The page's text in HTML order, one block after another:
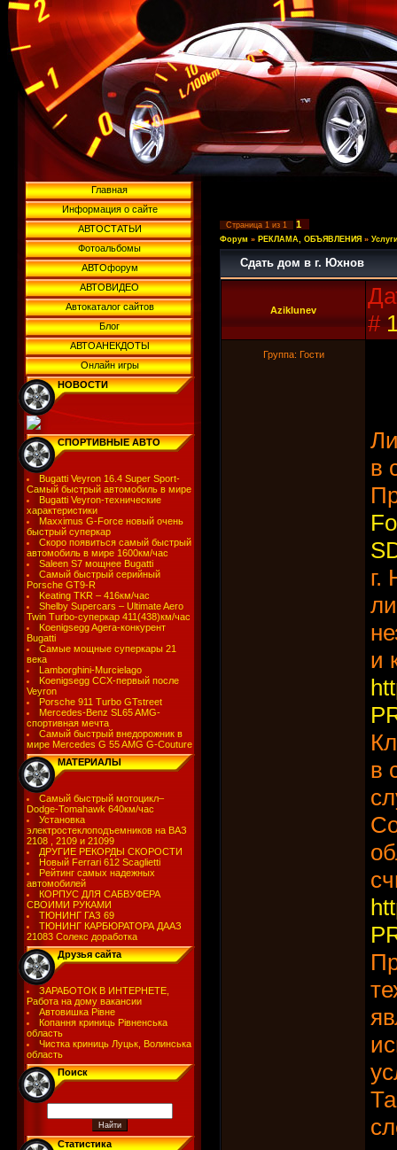
Главная
Информация о сайте
АВТОСТАТЬИ
Фотоальбомы
АВТОфорум
АВТОВИДЕО
Автокаталог сайтов
Блог
АВТОАНЕКДОТЫ
Онлайн игры
НОВОСТИ
СПОРТИВНЫЕ АВТО
Bugatti Veyron 16.4 Super Sport-
Самый быстрый автомобиль в мире
Bugatti Veyron-технические
характеристики
Maxximus G-Force новый очень
быстрый суперкар
Скоро появиться самый быстрый
автомобиль в мире 1600км/час
Saleen S7 мощнее Bugatti
Самый быстрый серийный
Porsche GT9-R
Keating TKR – 416км/час
Shelby Supercars – Ultimate Aero
Twin Turbo-суперкар 411(438)км/час
Koenigsegg Agera-конкурент
Bugatti
Самые мощные суперкары 21
века
Lamborghini-Murcielago
Koenigsegg CCX-первый после
Veyron
Porsche 911 Turbo GTstreet
Mercedes-Benz SL65 AMG-
спортивная мечта
Самый быстрый внедорожник в
мире Mercedes G 55 AMG G-Couture
МАТЕРИАЛЫ
Самый быстрый мотоцикл–
Dodge-Tomahawk 640км/час
Установка
электростеклоподъемников на ВАЗ
2108 , 2109 и 21099
ДРУГИЕ РЕКОРДЫ СКОРОСТИ
Новый Ferrari 612 Scaglietti
Рейтинг самых надежных
автомобилей
КОРПУС ДЛЯ САБВУФЕРА
СВОИМИ РУКАМИ
ТЮНИНГ ГАЗ 69
ТЮНИНГ КАРБЮРАТОРА ДААЗ
21083 Солекс доработка
Друзья сайта
ЗАРАБОТОК В ИНТЕРНЕТЕ,
Работа на дому вакансии
Автовишка Рівне
Копання криниць Рівненська
область
Чистка криниць Луцьк, Волинська
область
Поиск
Статистика
Страница 1 из 1 1
Форум » РЕКЛАМА, ОБЪЯВЛЕНИЯ »
Сдать дом в г. Юхнов
Aziklunev
#
Группа: Гости
в
г.
и
в